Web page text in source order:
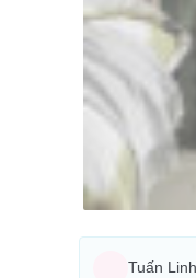
Tuấn